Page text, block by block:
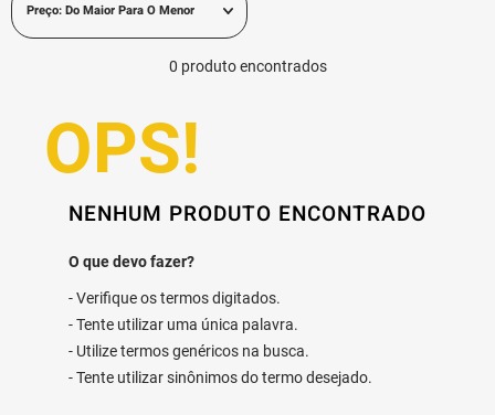
Preço: Do Maior Para O Menor
0 produto
NENHUM PRODUTO ENCONTRADO
Verifique os termos digitados.
Tente utilizar uma única palavra.
Utilize termos genéricos na busca.
Tente utilizar sinônimos do termo desejado.